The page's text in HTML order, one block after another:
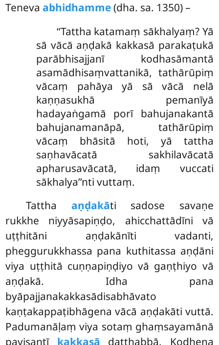
Teneva abhidhamme(dha. sa. 1350) –
‘‘Tattha katamaṃ sākhalyaṃ? Yā
sā vācā aṇḍakā kakkasā parakaṭukā
parābhisajjanī kodhasāmantā
asamādhisaṃvattanikā, tathārūpiṃ
vācaṃ pahāya yā sā vācā nelā
kaṇṇasukhā pemanīyā
hadayaṅgamā porī bahujanakantā
bahujanamanāpā, tathārūpiṃ
vācaṃ bhāsitā hoti, yā tattha
saṇhavācatā sakhilavācatā
apharusavācatā, idaṃ vuccati
sākhalya’’nti vuttaṃ.
Tattha aṇḍakāti sadose savaṇe
rukkhe niyyāsapiṇḍo, ahicchattādīni vā
uṭṭhitāni aṇḍakānīti vadanti,
pheggurukkhassa pana kuthitassa aṇḍāni
viya uṭṭhitā cuṇṇapiṇḍiyo vā gaṇṭhiyo vā
aṇḍakā. Idha pana
byāpajjanakakkasādisabhāvato
kaṇṭakappaṭibhāgena vācā aṇḍakāti vuttā.
Padumanāḷaṃ viya sotaṃ ghaṃsayamānā
pavisantī kakkasā daṭṭhabbā. Kodhena